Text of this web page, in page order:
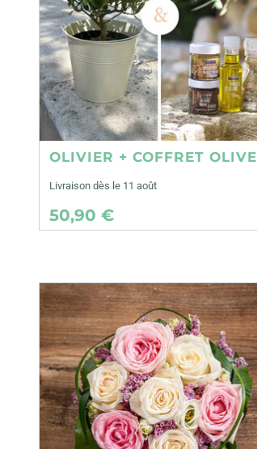
OLIVIER + COFFRET OLIVE
Livraison dès le 11 août
50,90 €